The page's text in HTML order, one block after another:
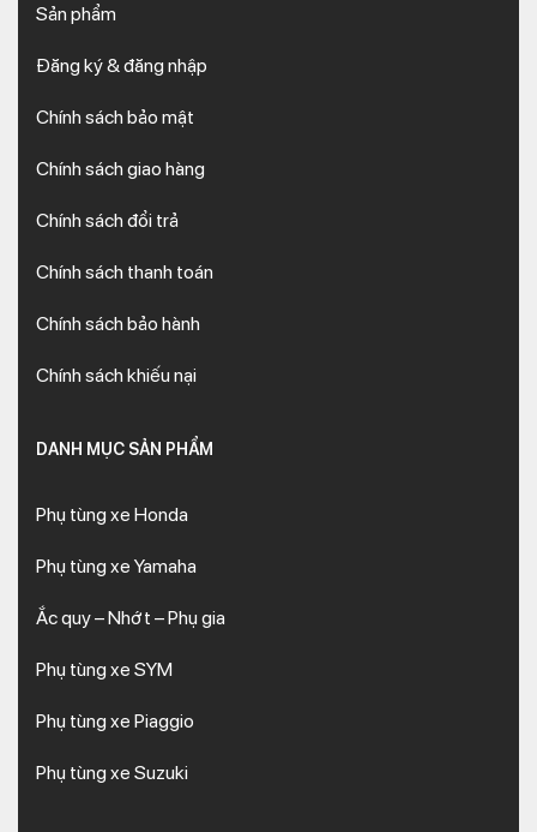
Sản phẩm
Đăng ký & đăng nhập
Chính sách bảo mật
Chính sách giao hàng
Chính sách đổi trả
Chính sách thanh toán
Chính sách bảo hành
Chính sách khiếu nại
DANH MỤC SẢN PHẨM
Phụ tùng xe Honda
Phụ tùng xe Yamaha
Ắc quy – Nhớt – Phụ gia
Phụ tùng xe SYM
Phụ tùng xe Piaggio
Phụ tùng xe Suzuki